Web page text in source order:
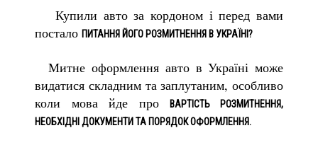
Купили авто за кордоном і перед вами
постало ПИТАННЯ ЙОГО РОЗМИТНЕННЯ В УКРАЇНІ?
Митне оформлення авто в Україні може
видатися складним та заплутаним, особливо
коли мова йде проВАРТІСТЬ РОЗМИТНЕННЯ,
НЕОБХІДНІ ДОКУМЕНТИ ТА ПОРЯДОК ОФОРМЛЕННЯ.